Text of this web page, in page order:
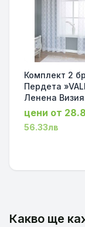
Комплект 2
Пердета
Ленена Визия
Прозрачни, за
Тръбен Корниз
245х145 код-
цени от
56.33лв
Какво ще